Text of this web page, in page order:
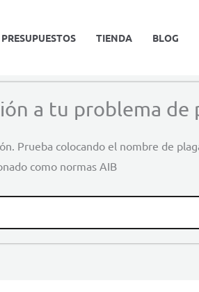
PRESUPUESTOS TIENDA BLOG
a tu problema de
Prueba colocando el nombre de
como normas AIB